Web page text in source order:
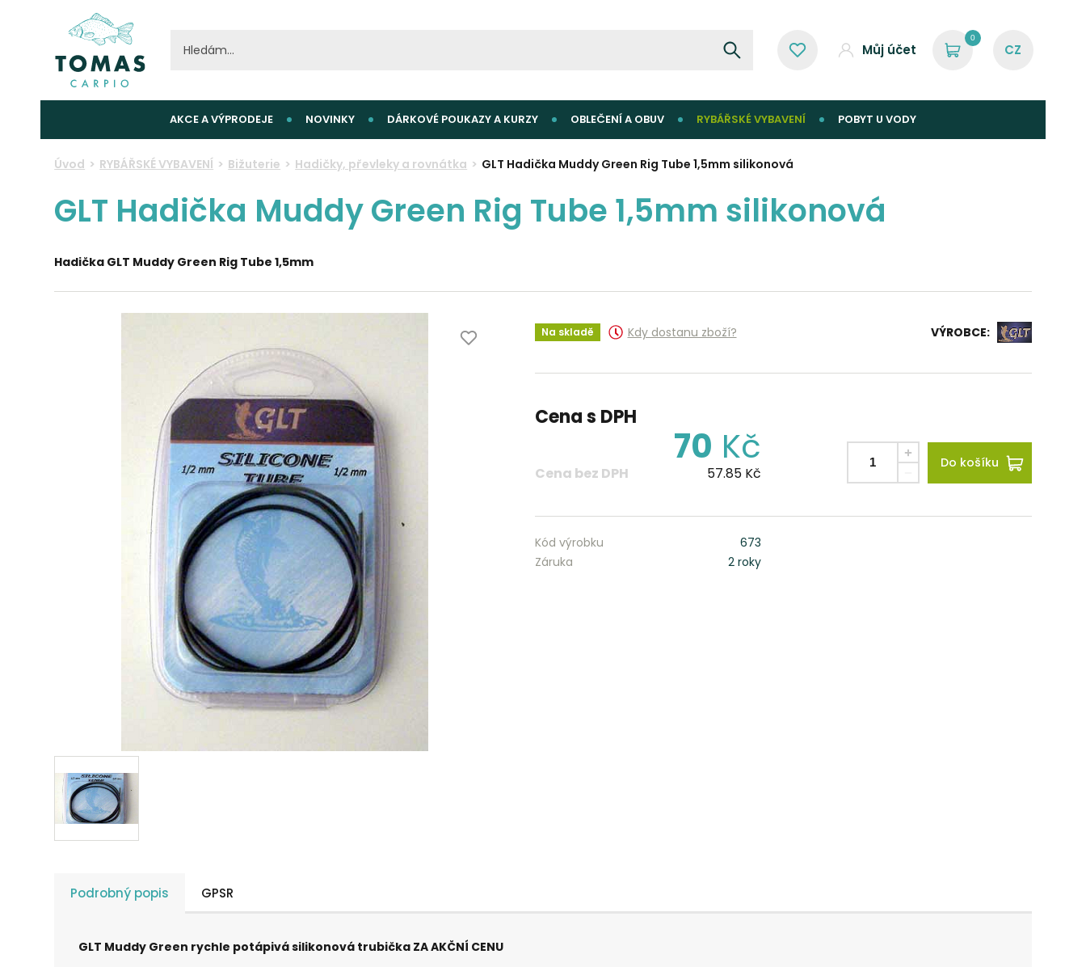
Můj účet
0
AKCE A VÝPRODEJE NOVINKY DÁRKOVÉ POUKAZY A KURZY OBLEČENÍ A OBUV RYBÁŘSKÉ VYBAVENÍ POBYT U VODY
Úvod RYBÁŘSKÉ VYBAVENÍ Bižuterie Hadičky, převleky a rovnátka GLT Hadička Muddy Green Rig Tube 1,5mm silikonová
GLT Hadička Muddy Green Rig Tube 1,5mm silikonová
Hadička GLT Muddy Green Rig Tube 1,5mm
Na skladě Kdy dostanu zboží? VÝROBCE:
Cena s DPH
70 Kč
Cena bez DPH 57.85Kč
Do košíku
Kód výrobku
673
Záruka
2 roky
Podrobný popis GPSR
GLT Muddy Green rychle potápivá silikonová trubička ZA AKČNÍ CENU